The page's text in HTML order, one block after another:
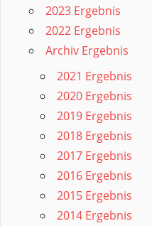
2023 Ergebnis
2022 Ergebnis
Archiv Ergebnis
2021 Ergebnis
2020 Ergebnis
2019 Ergebnis
2018 Ergebnis
2017 Ergebnis
2016 Ergebnis
2015 Ergebnis
2014 Ergebnis